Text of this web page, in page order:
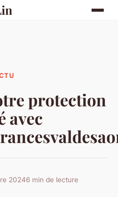
protection
avec
20246 min de lecture